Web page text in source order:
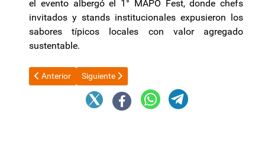
el evento albergó el 1° MAPO Fest, donde chefs
invitados y stands institucionales expusieron los
sabores típicos locales con valor agregado
sustentable.
Artículo anterior: Javier Milei asiste al Tedeum y ensaya una
Anterior Artículo siguiente: Inflación, actividad económica,
Siguiente